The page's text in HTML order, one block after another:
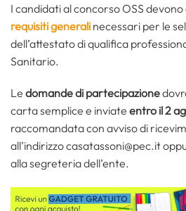
I candidati al concorso OSS devono
requisiti generali necessari per le
dell’attestato di qualifica
Sanitario.
Le domande di partecipazione
carta semplice e inviate entro il 2
raccomandata con avviso di
all’indirizzo casatassoni@pec.it
alla segreteria dell’ente.